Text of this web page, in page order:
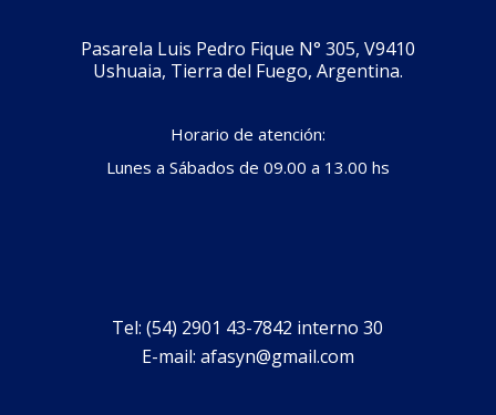
Pasarela Luis Pedro Fique N° 305, V9410
Ushuaia, Tierra del Fuego, Argentina.
Horario de atención:
Lunes a Sábados de 09.00 a 13.00 hs
Tel: (54) 2901 43-7842 interno 30
E-mail: afasyn@gmail.com